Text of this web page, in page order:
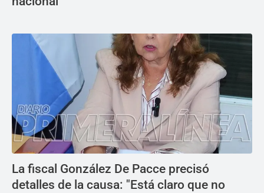
La fiscal González De Pacce precisó
detalles de la causa: "Está claro que no